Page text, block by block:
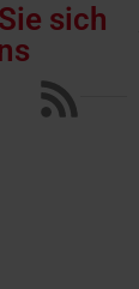
sich